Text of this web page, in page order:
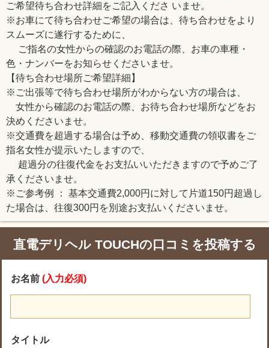
ご希望待ち合わせ詳細をご記入くださ いませ。
※お車にて待ち合わせご希望の場合は、待ち合わせをより
スムーズに遂行するために、
ご指名の女性からの確認のお電話の際、お車の車種・
色・ナンバーをお知らせくださいませ。
【待ち合わせ場所ご希望詳細】
※ご出張等で待ち合わせ場所がわからない方の場合は、
女性から確認のお電話の際、お待ち合わせ場所などをお
決めくださいませ。
※交通費を超過する場合は予め、移動交通費の領収書をご
指名女性が提示いたしますので、
超過分の往復代金をお支払いいただきますので予めご了
承くださいませ。
※ご参考例 ： 基本交通費2,000円に対して片道150円超過し
た場合は、往復300円を別途お支払いくださいませ。
直電デリヘル TOUCHの口コミを投稿する
お名前 (入力必須)
タイトル